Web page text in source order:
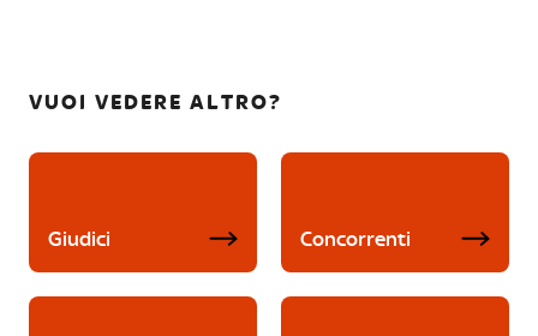
VUOI VEDERE ALTRO?
Giudici Concorrenti